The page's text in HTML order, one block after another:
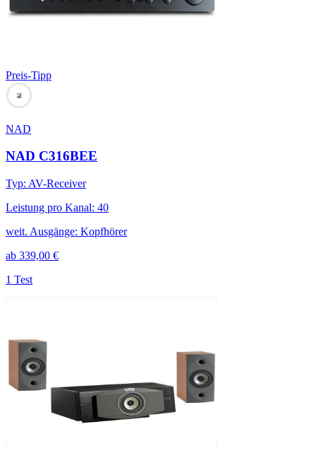
Preis-Tipp
79
NAD
NAD C316BEE
Typ: AV-Receiver
Leistung pro Kanal: 40
weit. Ausgänge: Kopfhörer
ab 339,00 €
1 Test